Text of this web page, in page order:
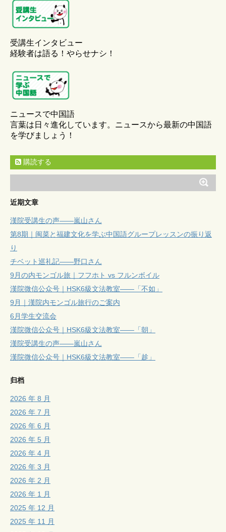
受講生インタビュー
経験者は語る！やらせナシ！
ニュースで中国語
言葉は日々進化しています。ニュースから最新の中国語
を学びましょう！
購読する
近期文章
漢院受講生の声——嵐山さん
第8期｜闽菜と福建文化を学ぶ中国語グループレッスンの振り返
り
チベット巡礼記——野口さん
9月の内モンゴル旅｜フフホト vs フルンボイル
漢院微信公众号｜HSK6級文法教室——「不如」
9月｜漢院内モンゴル旅行のご案内
6月学生交流会
漢院微信公众号｜HSK6級文法教室——「朝」
漢院受講生の声——嵐山さん
漢院微信公众号｜HSK6級文法教室——「趁」
归档
2026 年 8 月
2026 年 7 月
2026 年 6 月
2026 年 5 月
2026 年 4 月
2026 年 3 月
2026 年 2 月
2026 年 1 月
2025 年 12 月
2025 年 11 月